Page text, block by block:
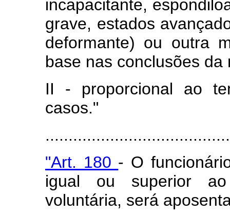
incapacitante,
grave, estados
deformante) ou outra
base nas conclusões
II - proporcional ao
casos."
"Art. 180 - O
igual ou superior ao
voluntária, será